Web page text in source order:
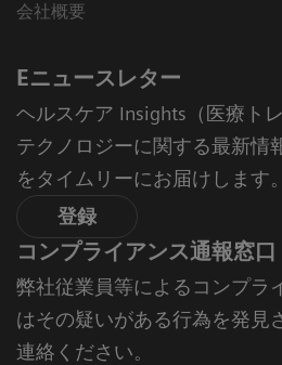
会社概要
Eニュースレター
ヘルスケア Insights（医療ト
テクノロジーに関する最新情
をタイムリーにお届けします。
登録
コンプライアンス通報窓口
弊社従業員等によるコンプラ
はその疑いがある行為を発見
連絡ください。